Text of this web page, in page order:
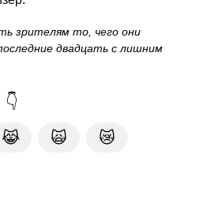
зрителям то, чего они
двадцать с лишним
😹 🙀 😿